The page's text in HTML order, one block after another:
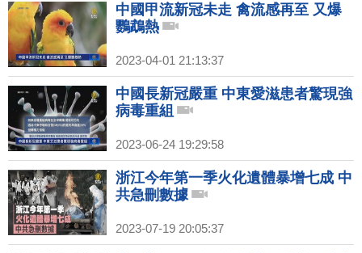
中國甲流新冠未走 禽流感再至 又爆
鸚鵡熱
2023-04-01 21:13:37
中國長新冠嚴重 中東愛滋患者驚現強
病毒重組
2023-06-24 19:29:58
浙江今年第一季火化遺體暴增七成 中
共急刪數據
2023-07-19 20:05:37